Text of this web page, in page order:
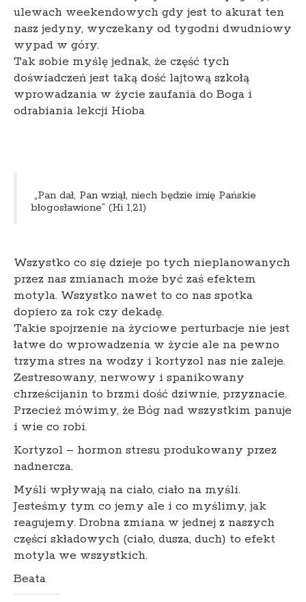
ulewach weekendowych gdy jest to akurat ten
nasz jedyny, wyczekany od tygodni dwudniowy
wypad w góry.
Tak sobie myślę jednak, że część tych
doświadczeń jest taką dość lajtową szkołą
wprowadzania w życie zaufania do Boga i
odrabiania lekcji Hioba
„Pan dał, Pan wziął, niech będzie imię Pańskie
błogosławione” (Hi 1,21)
Wszystko co się dzieje po tych nieplanowanych
przez nas zmianach może być zaś efektem
motyla. Wszystko nawet to co nas spotka
dopiero za rok czy dekadę.
Takie spojrzenie na życiowe perturbacje nie jest
łatwe do wprowadzenia w życie ale na pewno
trzyma stres na wodzy i kortyzol nas nie zaleje.
Zestresowany, nerwowy i spanikowany
chrześcijanin to brzmi dość dziwnie, przyznacie.
Przecież mówimy, że Bóg nad wszystkim panuje
i wie co robi.
Kortyzol – hormon stresu produkowany przez
nadnercza.
Myśli wpływają na ciało, ciało na myśli.
Jesteśmy tym co jemy ale i co myślimy, jak
reagujemy. Drobna zmiana w jednej z naszych
części składowych (ciało, dusza, duch) to efekt
motyla we wszystkich.
Beata